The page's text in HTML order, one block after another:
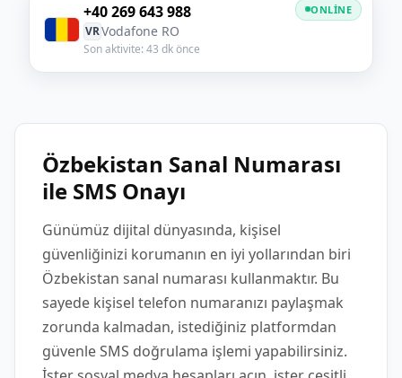
+40 269 643 988
VRVodafone RO
Son aktivite: 43 dk önce
ONLINE
Özbekistan Sanal Numarası
ile SMS Onayı
Günümüz dijital dünyasında, kişisel
güvenliğinizi korumanın en iyi yollarından biri
Özbekistan sanal numarası kullanmaktır. Bu
sayede kişisel telefon numaranızı paylaşmak
zorunda kalmadan, istediğiniz platformdan
güvenle SMS doğrulama işlemi yapabilirsiniz.